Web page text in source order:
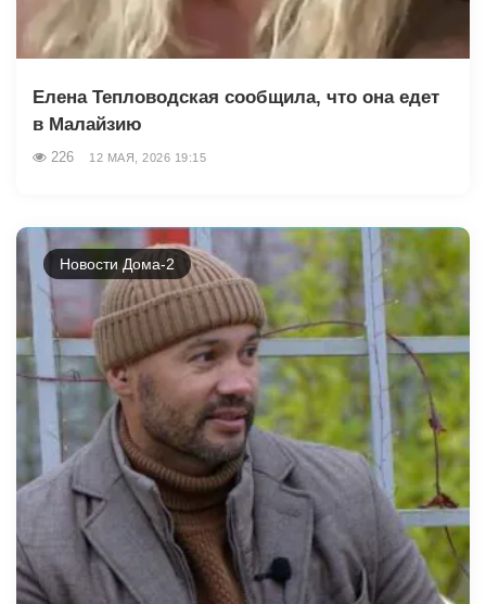
Елена Тепловодская сообщила, что она едет
в Малайзию
226 12 МАЯ, 2026 19:15
Новости Дома-2